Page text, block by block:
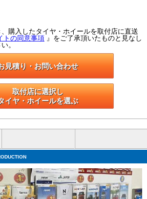
購入したタイヤ・ホイールを取付店に直送
トの同意事項 』をご了承頂いたものと見なし
。
見積り・お問い合わせ
取付店に選択し
イヤ・ホイールを選ぶ